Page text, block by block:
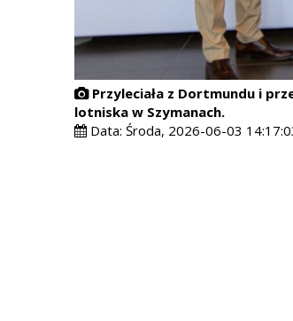
Przyleciała z Dortmundu i
lotniska w Szymanach.
Data:Środa, 2026-06-03